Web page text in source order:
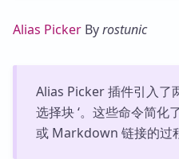
Alias Picker Byrostunic
Alias Picker 插件引入了
选择块 ‘。这些命令简
或 Markdown 链接的过